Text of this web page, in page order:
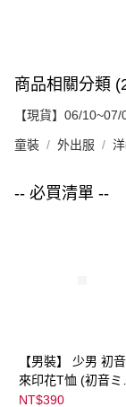
商品相關分類
【現貨】06/
童裝 外出服
-- 必買清單 --
【男裝】 少男 初
來印花T恤 (初音ミ
｜
NT$390